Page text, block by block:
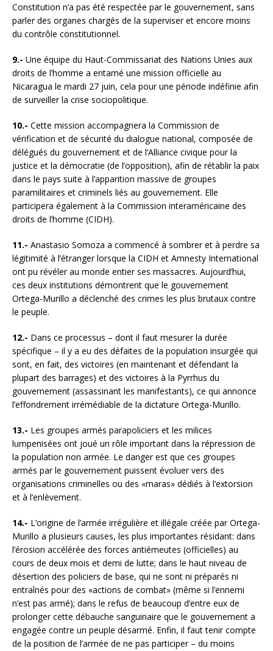
Constitution n’a pas été respectée par le gouvernement, sans
parler des organes chargés de la superviser et encore moins
du contrôle constitutionnel.
9.- Une équipe du Haut-Commissariat des Nations Unies aux
droits de l’homme a entamé une mission officielle au
Nicaragua le mardi 27 juin, cela pour une période indéfinie afin
de surveiller la crise sociopolitique.
10.- Cette mission accompagnera la Commission de
vérification et de sécurité du dialogue national, composée de
délégués du gouvernement et de l’Alliance civique pour la
justice et la démocratie (de l’opposition), afin de rétablir la paix
dans le pays suite à l’apparition massive de groupes
paramilitaires et criminels liés au gouvernement. Elle
participera également à la Commission interaméricaine des
droits de l’homme (CIDH).
11.- Anastasio Somoza a commencé à sombrer et à perdre sa
légitimité à l’étranger lorsque la CIDH et Amnesty International
ont pu révéler au monde entier ses massacres. Aujourd’hui,
ces deux institutions démontrent que le gouvernement
Ortega-Murillo a déclenché des crimes les plus brutaux contre
le peuple.
12.- Dans ce processus – dont il faut mesurer la durée
spécifique – il y a eu des défaites de la population insurgée qui
sont, en fait, des victoires (en maintenant et défendant la
plupart des barrages) et des victoires à la Pyrrhus du
gouvernement (assassinant les manifestants), ce qui annonce
l’effondrement irrémédiable de la dictature Ortega-Murillo.
13.- Les groupes armés parapoliciers et les milices
lumpenisées ont joué un rôle important dans la répression de
la population non armée. Le danger est que ces groupes
armés par le gouvernement puissent évoluer vers des
organisations criminelles ou des «maras» dédiés à l’extorsion
et à l’enlèvement.
14.- L’origine de l’armée irrégulière et illégale créée par Ortega-
Murillo a plusieurs causes, les plus importantes résidant: dans
l’érosion accélérée des forces antiémeutes (officielles) au
cours de deux mois et demi de lutte; dans le haut niveau de
désertion des policiers de base, qui ne sont ni préparés ni
entraînés pour des «actions de combat» (même si l’ennemi
n’est pas armé); dans le refus de beaucoup d’entre eux de
prolonger cette débauche sanguinaire que le gouvernement a
engagée contre un peuple désarmé. Enfin, il faut tenir compte
de la position de l’armée de ne pas participer – du moins